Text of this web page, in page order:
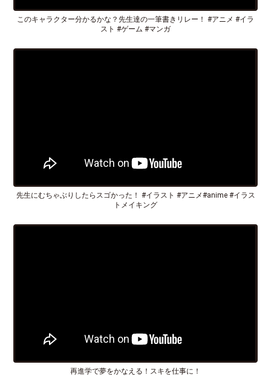
このキャラクター分かるかな？先生達の一筆書きリレー！ #アニメ #イラ
スト #ゲーム #マンガ
先生にむちゃぶりしたらスゴかった！ #イラスト #アニメ#anime #イラス
トメイキング
再進学で夢をかなえる！スキを仕事に！